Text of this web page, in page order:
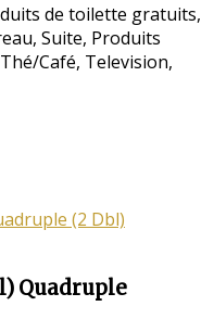
de toilette gratuits,
, Suite, Produits
Thé/Café, Television,
Quadruple